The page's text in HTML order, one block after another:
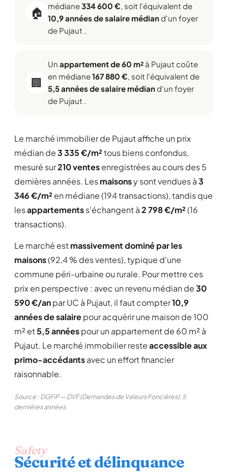
🏠
médiane334 600 €, soit l'équivalent de
10,9 années de salaire médiand'un foyer
de Pujaut .
🏢
Un appartement de 60 m² à Pujaut coûte
en médiane167 880 €, soit l'équivalent de
5,5 années de salaire médiand'un foyer
de Pujaut .
Le marché immobilier de Pujaut affiche un prix
médian de3 335 €/m²tous biens confondus,
mesuré sur210 ventesenregistrées au cours des 5
dernières années. Lesmaisonsy sont vendues à3
346 €/m² en médiane (194 transactions), tandis que
lesappartementss'échangent à2 798 €/m²(16
transactions).
Le marché estmassivement dominé par les
maisons(92,4 % des ventes), typique d'une
commune péri-urbaine ou rurale. Pour mettre ces
prix en perspective : avec un revenu médian de30
590 €/anpar UC à Pujaut, il faut compter10,9
années de salairepour acquérir une maison de 100
m² et5,5 annéespour un appartement de 60 m² à
Pujaut. Le marché immobilier resteaccessible aux
primo-accédantsavec un effort financier
raisonnable.
Source : DGFiP — DVF (Demandes de Valeurs Foncières), 5
dernières années
Safety
Sécurité et délinquance